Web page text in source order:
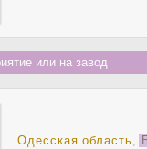
или на завод
Одесская область,